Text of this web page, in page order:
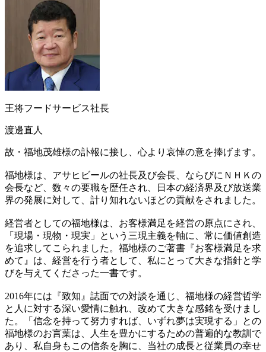
王将フードサービス社長
渡邊直人
故・福地茂雄様の訃報に接し、心より哀悼の意を捧げます。
福地様は、アサヒビールの社長及び会長、ならびにＮＨＫの
会長など、数々の要職を歴任され、日本の経済界及び放送業
界の発展に対して、計り知れないほどの貢献をされました。
経営者としての福地様は、お客様満足を経営の原点にされ、
「現場・現物・現実」という三現主義を軸に、常に価値創造
を追求してこられました。福地様のご著書『お客様満足を求
めて』は、経営を行う者として、私にとって大きな指針と学
びを与えてくださった一書です。
2016年には『致知』誌面での対談を通じ、福地様の経営哲学
と人に対する深い愛情に触れ、改めて大きな感銘を受けまし
た。「信念を持って努力すれば、いずれ夢は実現する」との
福地様のお言葉は、人生を豊かにするための普遍的な教訓で
あり、私自身もこの信条を胸に、当社の成長と従業員の幸せ